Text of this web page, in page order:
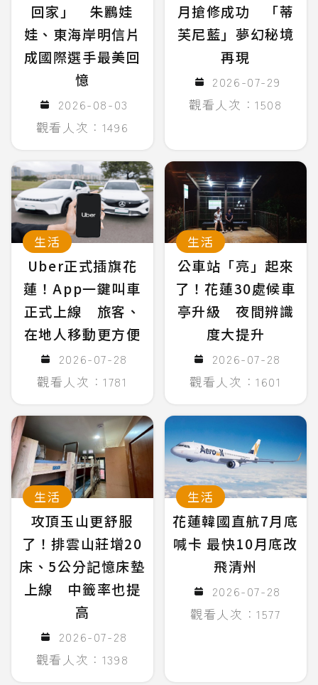
回家」 朱鸝娃
娃、東海岸明信片
成國際選手最美回
憶
2026-08-03
觀看人次：1496
月搶修成功 「蒂
芙尼藍」夢幻秘境
再現
2026-07-29
觀看人次：1508
生活
Uber正式插旗花
蓮！App一鍵叫車
正式上線 旅客、
在地人移動更方便
2026-07-28
觀看人次：1781
生活
公車站「亮」起來
了！花蓮30處候車
亭升級 夜間辨識
度大提升
2026-07-28
觀看人次：1601
生活
攻頂玉山更舒服
了！排雲山莊增20
床、5公分記憶床墊
上線 中籤率也提
高
2026-07-28
觀看人次：1398
生活
花蓮韓國直航7月底
喊卡 最快10月底改
飛清州
2026-07-28
觀看人次：1577